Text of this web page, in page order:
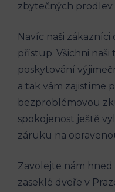
zbytečných prodlev.
Navíc naši
přístup. Všichni naši
poskytování
a tak vám zajistíme
bezproblémovou
spokojenost ještě
záruku na
Zavolejte nám hned
zaseklé dveře v